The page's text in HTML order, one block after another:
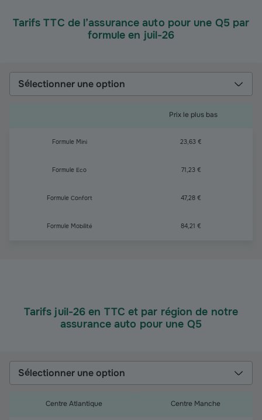
Tarifs TTC de l’assurance auto pour une Q5 par
formule en juil-26
Sélectionner une option
Prix le plus bas
Formule Mini 23,63 €
Formule Eco 71,23 €
Formule Confort 47,28 €
Formule Mobilité 84,21 €
Tarifs juil-26 en TTC et par région de notre
assurance auto pour une Q5
Sélectionner une option
Centre Atlantique Centre Manche